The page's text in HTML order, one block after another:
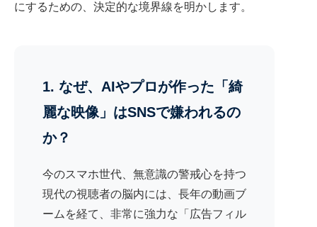
にするための、決定的な境界線を明かします。
1. なぜ、AIやプロが作った「綺
麗な映像」はSNSで嫌われるの
か？
今のスマホ世代、無意識の警戒心を持つ
現代の視聴者の脳内には、長年の動画ブ
ームを経て、非常に強力な「広告フィル